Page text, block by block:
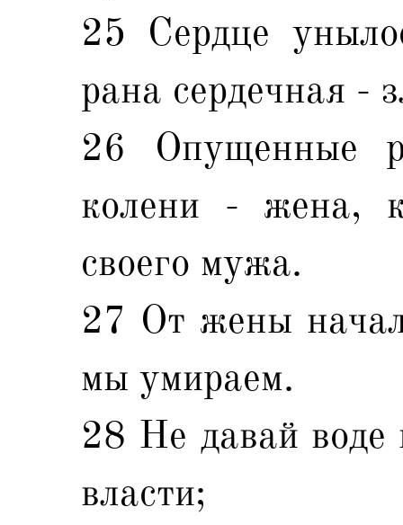
25 Сердце
рана сердечная -
26 Опущенные
колени - жена,
своего мужа.
27 От жены
мы умираем.
28 Не давай
власти;